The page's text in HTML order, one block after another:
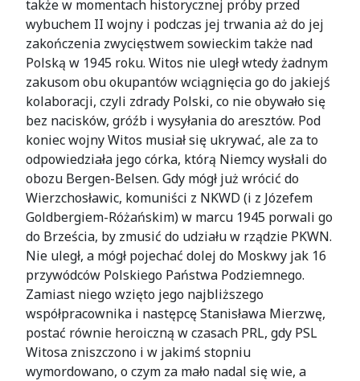
także w momentach historycznej próby przed
wybuchem II wojny i podczas jej trwania aż do jej
zakończenia zwycięstwem sowieckim także nad
Polską w 1945 roku. Witos nie uległ wtedy żadnym
zakusom obu okupantów wciągnięcia go do jakiejś
kolaboracji, czyli zdrady Polski, co nie obywało się
bez nacisków, gróźb i wysyłania do aresztów. Pod
koniec wojny Witos musiał się ukrywać, ale za to
odpowiedziała jego córka, którą Niemcy wysłali do
obozu Bergen-Belsen. Gdy mógł już wrócić do
Wierzchosławic, komuniści z NKWD (i z Józefem
Goldbergiem-Różańskim) w marcu 1945 porwali go
do Brześcia, by zmusić do udziału w rządzie PKWN.
Nie uległ, a mógł pojechać dolej do Moskwy jak 16
przywódców Polskiego Państwa Podziemnego.
Zamiast niego wzięto jego najbliższego
współpracownika i następcę Stanisława Mierzwę,
postać równie heroiczną w czasach PRL, gdy PSL
Witosa zniszczono i w jakimś stopniu
wymordowano, o czym za mało nadal się wie, a